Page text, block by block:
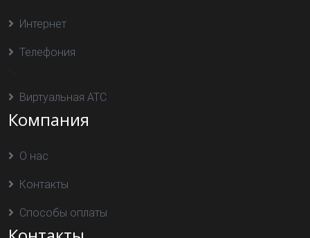
Интернет
Телефония
Виртуальная АТС
Компания
О нас
Контакты
Способы оплаты